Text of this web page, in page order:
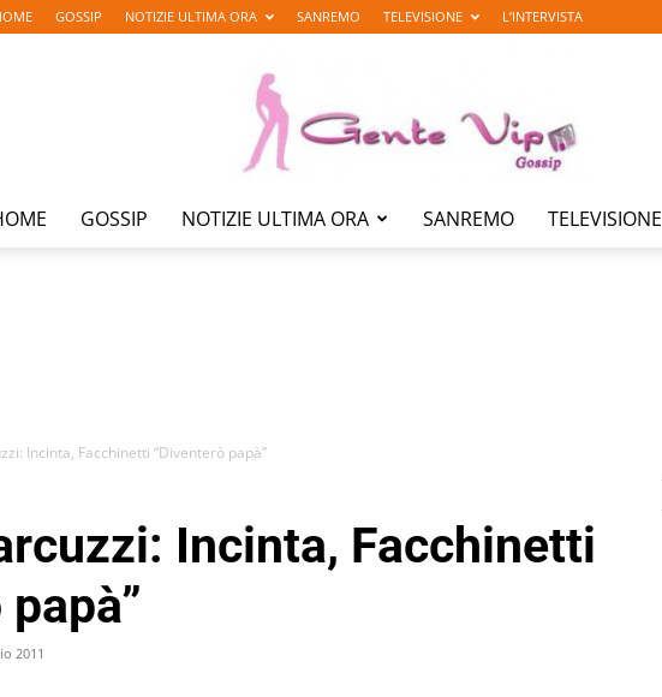
GOSSIP NOTIZIE ULTIMA ORA SANREMO TELEVISIONE L’INTERVISTA
GOSSIP NOTIZIE ULTIMA ORA SANREMO TELEVISIONE
Incinta, Facchinetti “Diventerò papà”
Incinta, Facchinetti
2011